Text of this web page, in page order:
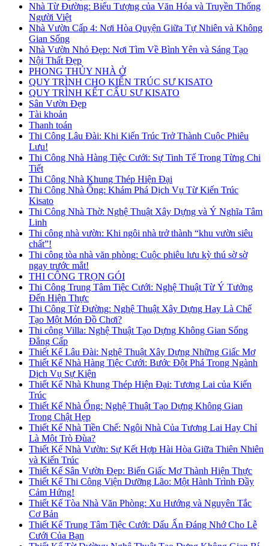
Nhà Từ Đường: Biểu Tượng của Văn Hóa và Truyền Thống
Người Việt
Nhà Vườn Cấp 4: Nơi Hòa Quyện Giữa Tự Nhiên và Không
Gian Sống
Nhà Vườn Nhỏ Đẹp: Nơi Tìm Về Bình Yên và Sáng Tạo
Nội Thất Đẹp
PHONG THỦY NHÀ Ở
QUY TRÌNH CHO KIẾN TRÚC SƯ KISATO
QUY TRÌNH KẾT CẤU SƯ KISATO
Sân Vườn Đẹp
Tài khoản
Thanh toán
Thi Công Lâu Đài: Khi Kiến Trúc Trở Thành Cuộc Phiêu
Lưu!
Thi Công Nhà Hàng Tiệc Cưới: Sự Tinh Tế Trong Từng Chi
Tiết
Thi Công Nhà Khung Thép Hiện Đại
Thi Công Nhà Ống: Khám Phá Dịch Vụ Từ Kiến Trúc
Kisato
Thi Công Nhà Thờ: Nghệ Thuật Xây Dựng và Ý Nghĩa Tâm
Linh
Thi công nhà vườn: Khi ngôi nhà trở thành “khu vườn siêu
chất”!
Thi công tòa nhà văn phòng: Cuộc phiêu lưu kỳ thú sờ sờ
ngay trước mắt!
THI CÔNG TRỌN GÓI
Thi Công Trung Tâm Tiệc Cưới: Nghệ Thuật Từ Ý Tưởng
Đến Hiện Thực
Thi Công Từ Đường: Nghệ Thuật Xây Dựng Hay Là Chế
Tạo Một Món Đồ Chơi?
Thi công Villa: Nghệ Thuật Tạo Dựng Không Gian Sống
Đẳng Cấp
Thiết Kế Lâu Đài: Nghệ Thuật Xây Dựng Những Giấc Mơ
Thiết Kế Nhà Hàng Tiệc Cưới: Bước Đột Phá Trong Ngành
Dịch Vụ Sự Kiện
Thiết Kế Nhà Khung Thép Hiện Đại: Tương Lai của Kiến
Trúc
Thiết Kế Nhà Ống: Nghệ Thuật Tạo Dựng Không Gian
Trong Chật Hẹp
Thiết Kế Nhà Tiền Chế: Ngôi Nhà Của Tương Lai Hay Chỉ
Là Một Trò Đùa?
Thiết Kế Nhà Vườn: Sự Kết Hợp Hài Hòa Giữa Thiên Nhiên
và Kiến Trúc
Thiết Kế Sân Vườn Đẹp: Biến Giấc Mơ Thành Hiện Thực
Thiết Kế Thi Công Viện Dưỡng Lão: Một Hành Trình Đầy
Cảm Hứng!
Thiết Kế Tòa Nhà Văn Phòng: Xu Hướng và Nguyên Tắc
Cơ Bản
Thiết Kế Trung Tâm Tiệc Cưới: Dấu Ấn Đáng Nhớ Cho Lễ
Cưới Của Bạn